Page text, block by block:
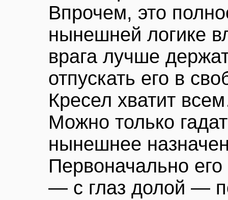
Впрочем, это
нынешней логике
врага лучше
отпускать его в
Кресел хватит
Можно только
нынешнее
Первоначально
— с глаз долой —